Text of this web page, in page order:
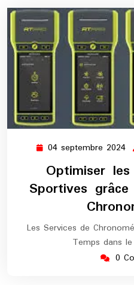
04 septembre 2024
Optimiser
Sportives
Les Services de
Temps dans
0